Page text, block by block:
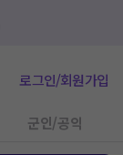
로그인/회원가입
군인/공익